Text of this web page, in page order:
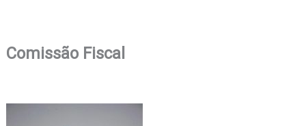
Comissão Fiscal